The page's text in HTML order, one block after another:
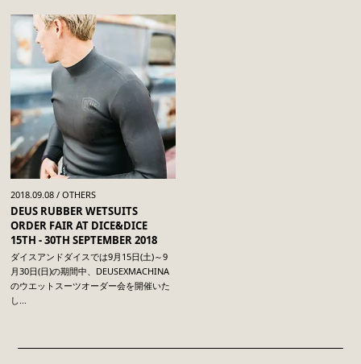
2018.09.08 / OTHERS
DEUS RUBBER WETSUITS
ORDER FAIR AT DICE&DICE
15TH - 30TH SEPTEMBER 2018
ダイスアンドダイスでは9月15日(土)～9
月30日(日)の期間中、DEUSEXMACHINA
のウエットスーツオーダー会を開催いた
し...